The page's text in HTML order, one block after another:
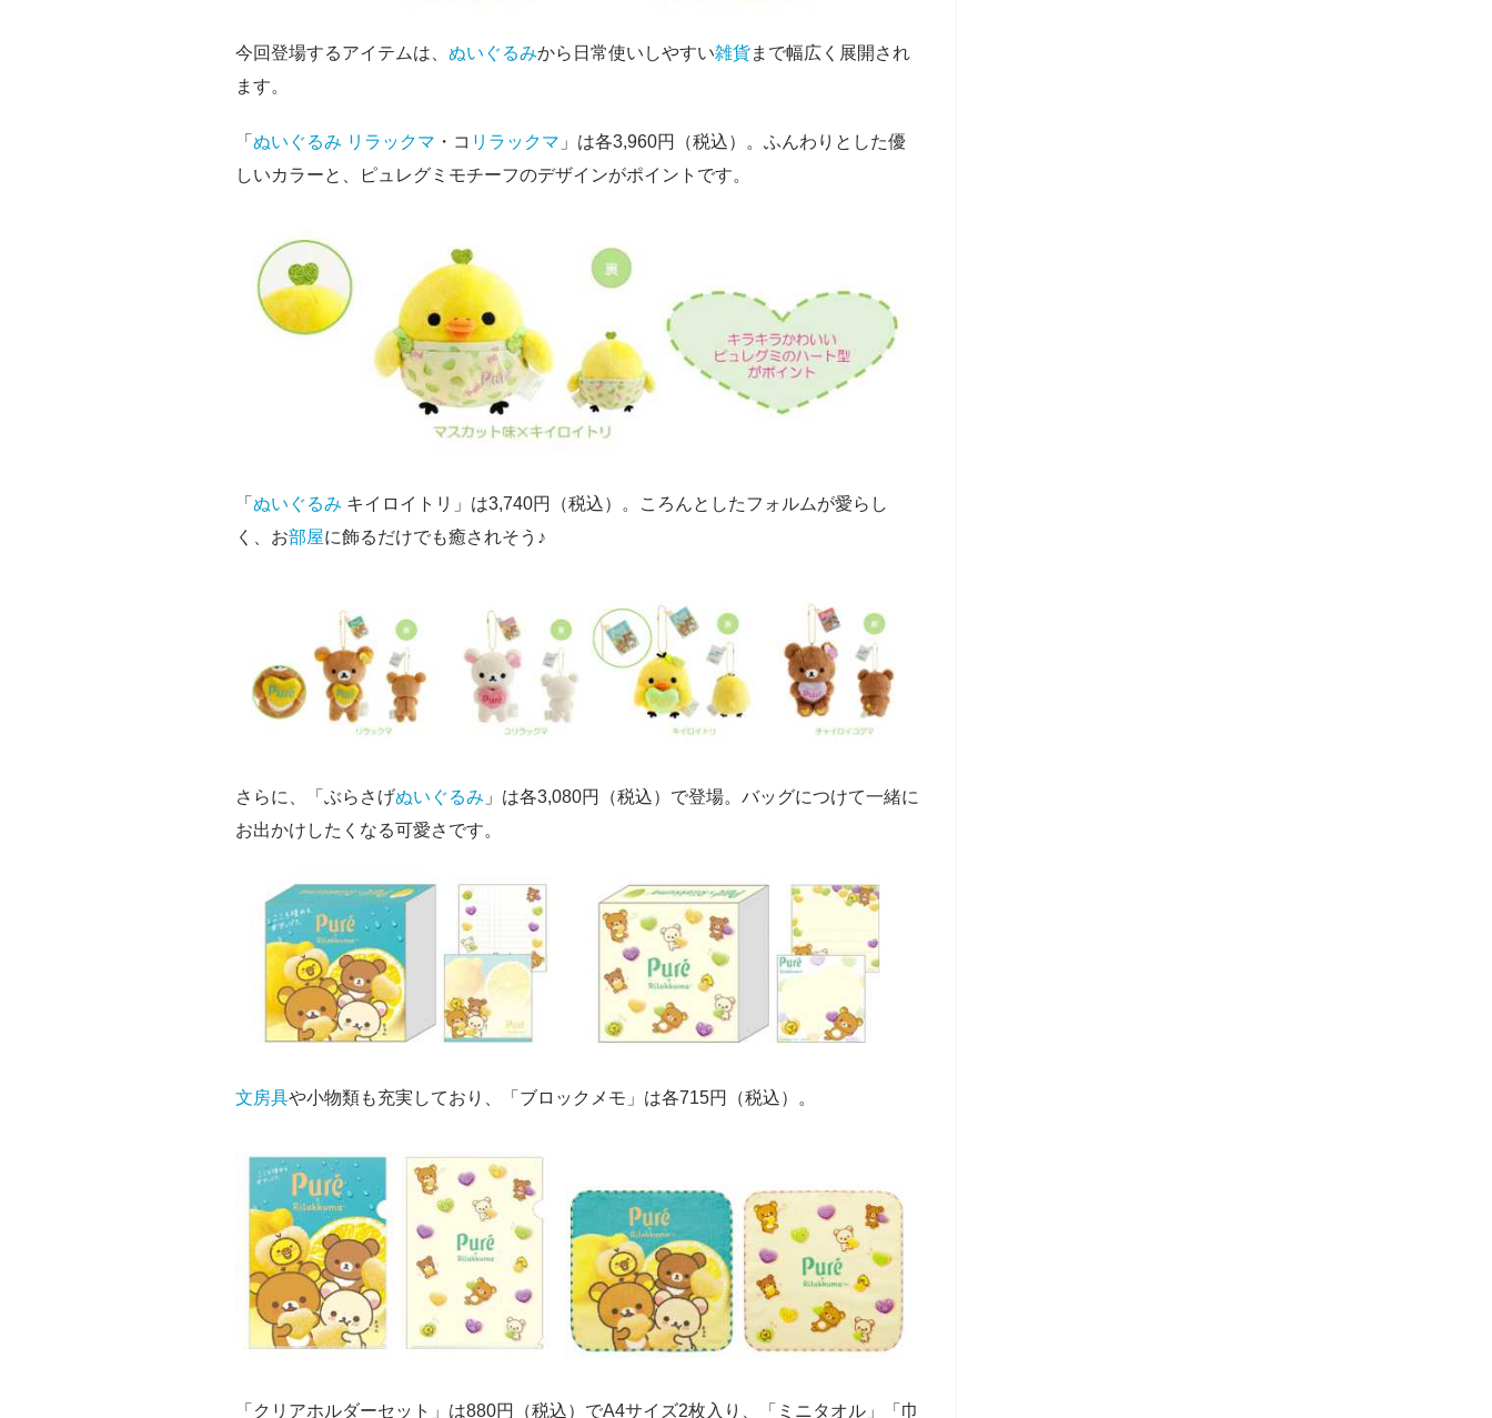
今回登場するアイテムは、 ぬいぐるみから日常使いしやすい雑貨まで幅広く展開され
ます。
「 ぬいぐるみ リラックマ ・コ リラックマ 」は各3,960円（税込）。ふんわりとした優
しいカラーと、ピュレグミモチーフのデザインがポイントです。
「 ぬいぐるみ キイロイトリ」は3,740円（税込）。ころんとしたフォルムが愛らし
く、お部屋に飾るだけでも癒されそう♪
さらに、「ぶらさげぬいぐるみ 」は各3,080円（税込）で登場。バッグにつけて一緒に
お出かけしたくなる可愛さです。
文房具や小物類も充実しており、「ブロックメモ」は各715円（税込）。
「クリアホルダーセット」は880円（税込）でA4サイズ2枚入り、「ミニタオル」「巾